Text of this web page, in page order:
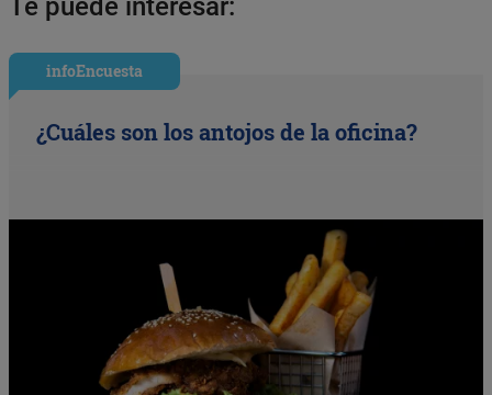
Te puede interesar:
infoEncuesta
¿Cuáles son los antojos de la oficina?